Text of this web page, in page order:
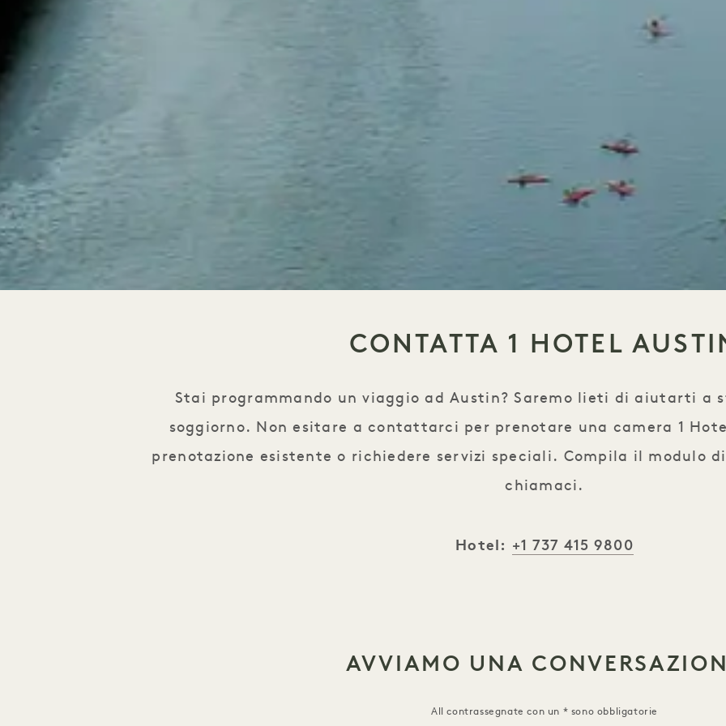
CONTATTA 1 HOTEL
Stai programmando un viaggio ad Austin? Saremo lieti di aiutarti a
soggiorno. Non esitare a contattarci per prenotare una camera 1
prenotazione esistente o richiedere servizi speciali. Compila il modulo
chiamaci.
Hotel: +1 737 415 9800
AVVIAMO UNA
All contrassegnate con un * sono obbligatorie